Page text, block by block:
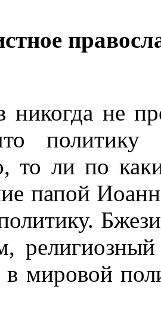
никогда не
то ли по
папой
религиозный
мировой